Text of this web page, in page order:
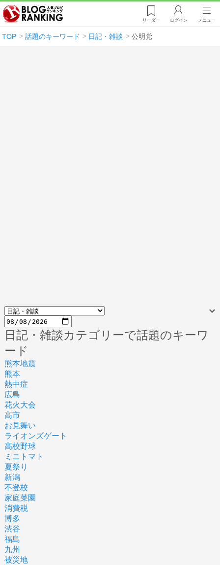
リーダー ログイン メニュー
TOP 話題のキーワード 日記・雑談 公明党
日記・雑談カテゴリーで話題のキーワ
ード
熊本地震
熊本
熱中症
広島
花火大会
高市
お見舞い
ライオンズゲート
高校野球
ミニトマト
夏祭り
新潟
不登校
家庭菜園
消費税
博多
渋谷
福島
九州
被災地